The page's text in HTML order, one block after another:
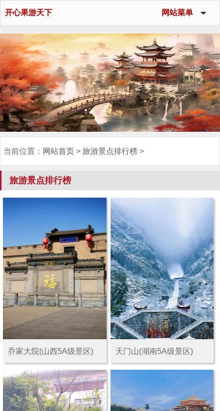
当前位置： 网站首页 > 旅游景点排行榜 >
旅游景点排行榜
乔家大院(山西5A级景区) 天门山(湖南5A级景区)
网站菜单
开心果游天下
网站首页
旅游景点
旅游攻略
网红景点
游乐园
旅游景点排行榜
各地景点